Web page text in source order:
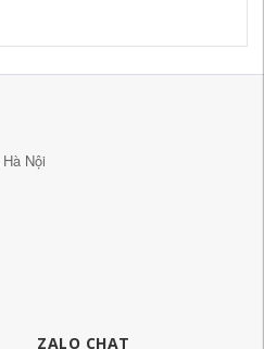
Nội
ZALO CHAT